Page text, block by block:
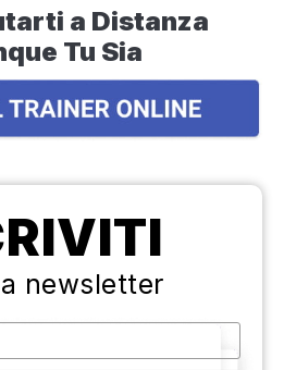
a Distanza
Tu Sia
newsletter